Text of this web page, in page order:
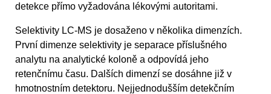
detekce přímo vyžadována lékovými autoritami.
Selektivity LC-MS je dosaženo v několika dimenzích.
První dimenze selektivity je separace příslušného
analytu na analytické koloně a odpovídá jeho
retenčnímu času. Dalších dimenzí se dosáhne již v
hmotnostním detektoru. Nejjednodušším detekčním